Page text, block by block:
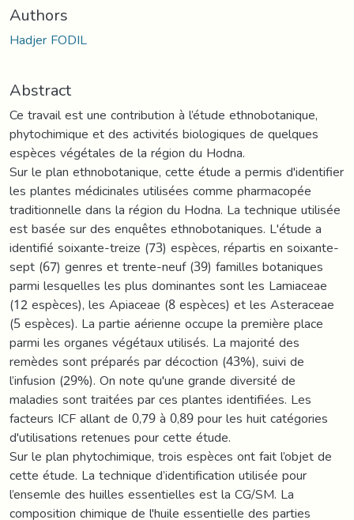
Authors
Hadjer FODIL
Abstract
Ce travail est une contribution à l’étude ethnobotanique,
phytochimique et des activités biologiques de quelques
espèces végétales de la région du Hodna.
Sur le plan ethnobotanique, cette étude a permis d'identifier
les plantes médicinales utilisées comme pharmacopée
traditionnelle dans la région du Hodna. La technique utilisée
est basée sur des enquêtes ethnobotaniques. L'étude a
identifié soixante-treize (73) espèces, répartis en soixante-
sept (67) genres et trente-neuf (39) familles botaniques
parmi lesquelles les plus dominantes sont les Lamiaceae
(12 espèces), les Apiaceae (8 espèces) et les Asteraceae
(5 espèces). La partie aérienne occupe la première place
parmi les organes végétaux utilisés. La majorité des
remèdes sont préparés par décoction (43%), suivi de
l’infusion (29%). On note qu'une grande diversité de
maladies sont traitées par ces plantes identifiées. Les
facteurs ICF allant de 0,79 à 0,89 pour les huit catégories
d'utilisations retenues pour cette étude.
Sur le plan phytochimique, trois espèces ont fait l’objet de
cette étude. La technique d’identification utilisée pour
l’ensemle des huilles essentielles est la CG/SM. La
composition chimique de l'huile essentielle des parties